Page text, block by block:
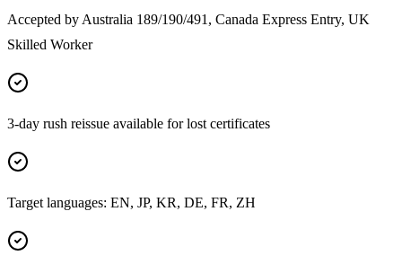
Accepted by Australia 189/190/491, Canada Express Entry, UK
Skilled Worker
3-day rush reissue available for lost certificates
Target languages: EN, JP, KR, DE, FR, ZH